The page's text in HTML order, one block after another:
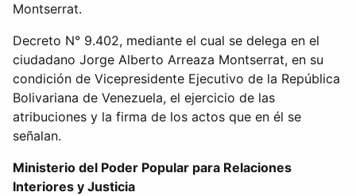
Montserrat.
Decreto N° 9.402, mediante el cual se delega en el
ciudadano Jorge Alberto Arreaza Montserrat, en su
condición de Vicepresidente Ejecutivo de la República
Bolivariana de Venezuela, el ejercicio de las
atribuciones y la firma de los actos que en él se
señalan.
Ministerio del Poder Popular para Relaciones
Interiores y Justicia